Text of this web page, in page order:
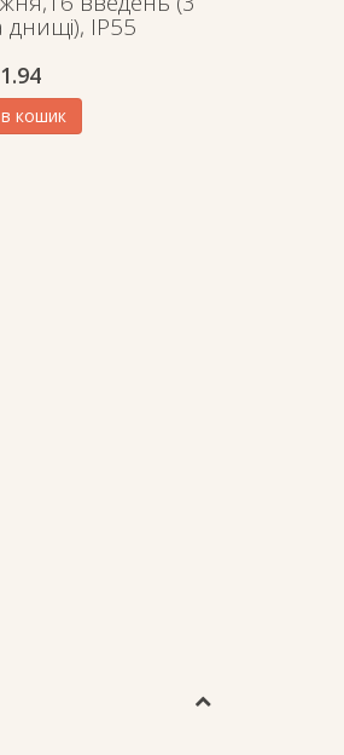
IP55
1.94
кошик